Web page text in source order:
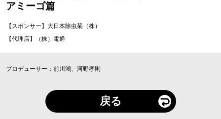
アミーゴ篇
【スポンサー】大日本除虫菊（株）
【代理店】（株）電通
プロデューサー：前川鴻、河野孝則
戻る